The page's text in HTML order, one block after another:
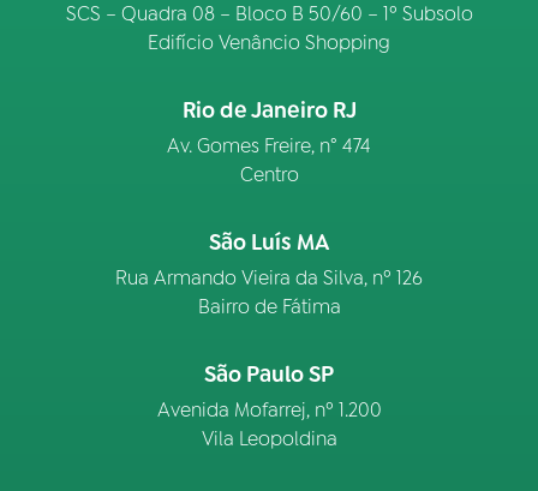
SCS – Quadra 08 – Bloco B 50/60 – 1º Subsolo
Edifício Venâncio Shopping
Rio de Janeiro RJ
Av. Gomes Freire, n° 474
Centro
São Luís MA
Rua Armando Vieira da Silva, nº 126
Bairro de Fátima
São Paulo SP
Avenida Mofarrej, nº 1.200
Vila Leopoldina